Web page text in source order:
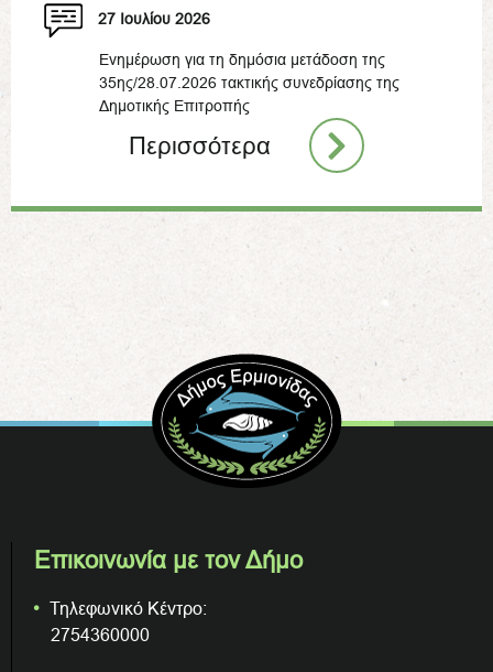
27 Ιουλίου 2026
Ενημέρωση για τη δημόσια μετάδοση της
35ης/28.07.2026 τακτικής συνεδρίασης της
Δημοτικής Επιτροπής
Περισσότερα
Επικοινωνία με τον Δήμο
Τηλεφωνικό Κέντρο:
2754360000